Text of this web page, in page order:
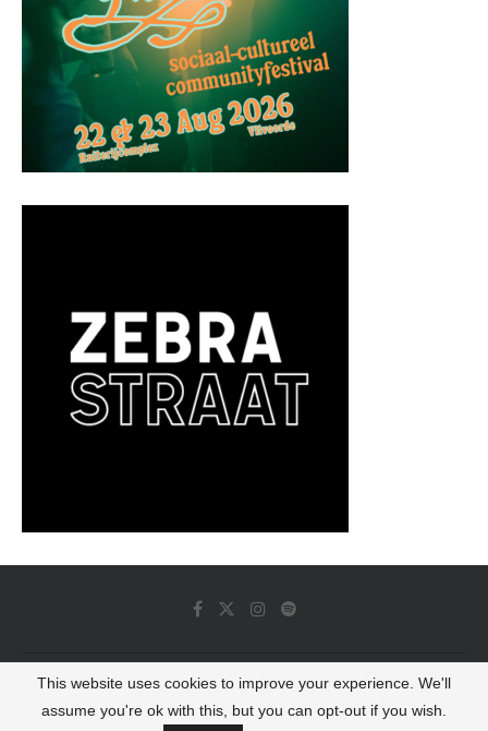
© 2022 - Luminous Dash All Rights Reserved
This website uses cookies to improve your experience. We'll
assume you're ok with this, but you can opt-out if you wish.